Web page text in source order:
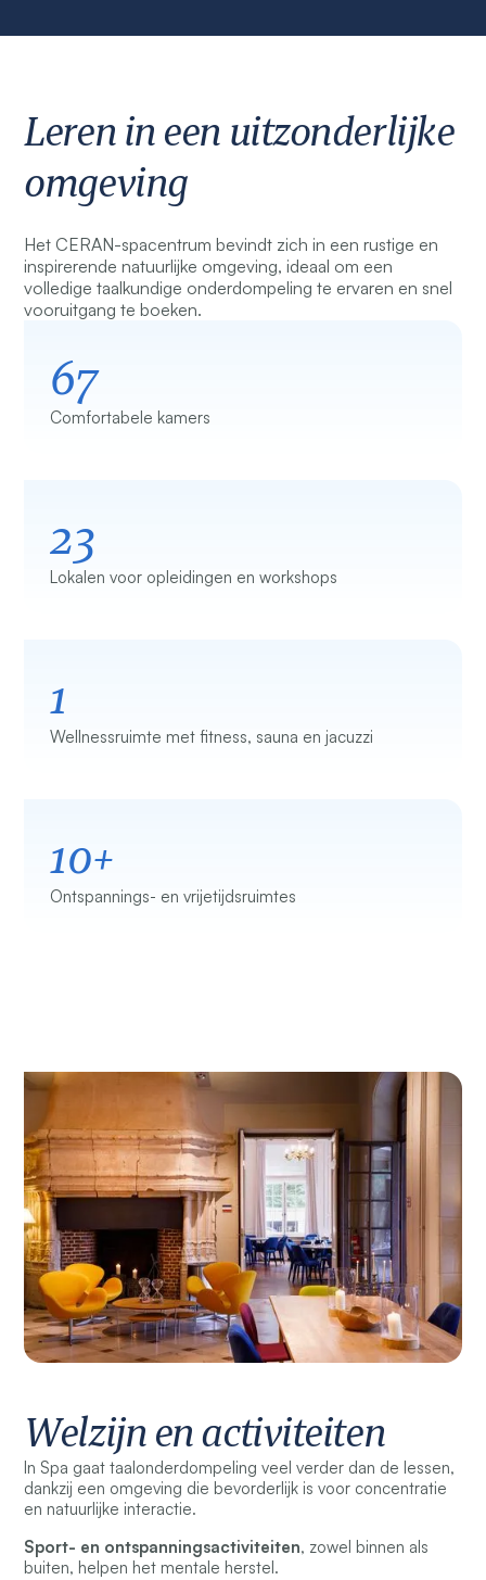
Leren in een uitzonderlijke
omgeving
Het CERAN-spacentrum bevindt zich in een rustige en
inspirerende natuurlijke omgeving, ideaal om een
volledige taalkundige onderdompeling te ervaren en snel
vooruitgang te boeken.
67
Comfortabele kamers
23
Lokalen voor opleidingen en workshops
1
Wellnessruimte met fitness, sauna en jacuzzi
10+
Ontspannings- en vrijetijdsruimtes
Welzijn en activiteiten
In Spa gaat taalonderdompeling veel verder dan de lessen,
dankzij een omgeving die bevorderlijk is voor concentratie
en natuurlijke interactie.
Sport- en ontspanningsactiviteiten, zowel binnen als
buiten, helpen het mentale herstel.